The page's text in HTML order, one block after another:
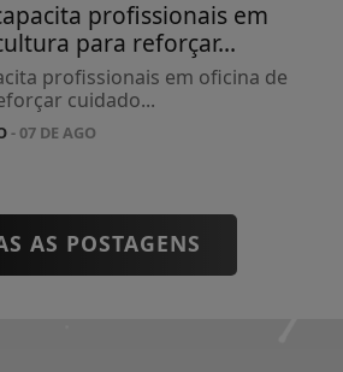
profissionais em
para reforçar...
profissionais em oficina de
cuidado...
- 07 DE AGO
AS POSTAGENS